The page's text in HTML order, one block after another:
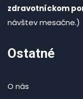
zdravotníckom
návštev mesačne.)
Ostatné
O nás